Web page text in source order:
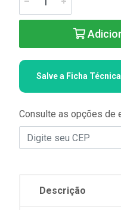
Salve a Ficha Técnica
Consulte as opções de
Descrição